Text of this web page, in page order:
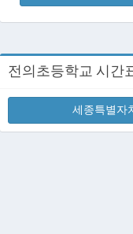
전의초등학교 시간
세종특별자